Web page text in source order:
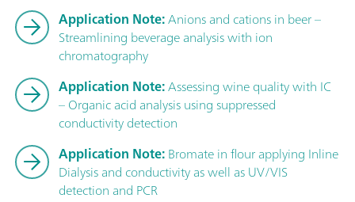
Application Note:Anions and cations in beer –
Streamlining beverage analysis with ion
chromatography
Application Note:Assessing wine quality with IC
– Organic acid analysis using suppressed
conductivity detection
Application Note:Bromate in flour applying Inline
Dialysis and conductivity as well as UV/VIS
detection and PCR